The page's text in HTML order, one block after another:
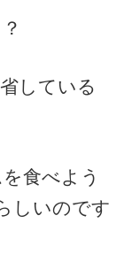
している
食べよう
しいのです